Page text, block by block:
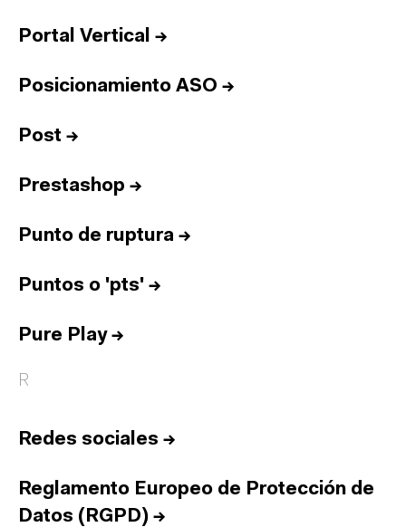
Portal Vertical →
Posicionamiento ASO →
Post →
Prestashop →
Punto de ruptura →
Puntos o 'pts' →
Pure Play→
R
Redes sociales →
Reglamento Europeo de Protección de
Datos (RGPD) →